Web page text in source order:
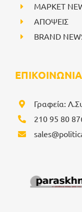
ΜΑΡΚΕΤ
ΑΠΟΨΕΙΣ
BRAND
ΕΠΙΚΟΙΝΩΝΙΑ
Γραφεία:
210 95 80